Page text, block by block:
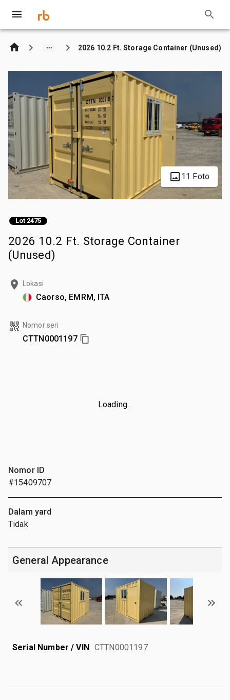
2026 10.2 Ft. Storage Container (Unused)
11 Foto
Lot 2475
2026 10.2 Ft. Storage Container
(Unused)
Lokasi
Caorso, EMRM, ITA
Nomor seri
CTTN0001197
Loading...
Nomor ID
#15409707
Dalam yard
Tidak
General Appearance
Serial Number / VIN CTTN0001197